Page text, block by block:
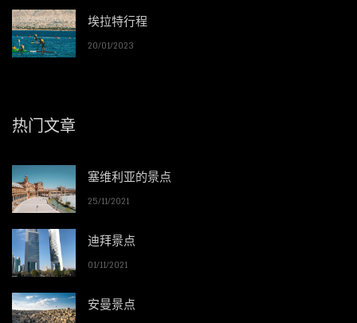
埃拉特行程
20/01/2023
热门文章
塞维利亚的景点
25/11/2021
迪拜景点
01/11/2021
安曼景点